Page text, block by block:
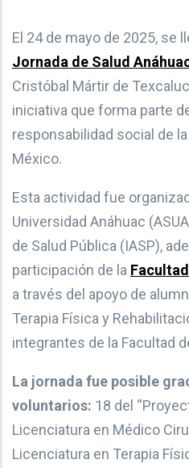
El 24 de mayo de 2025, se
Jornada de Salud
Cristóbal Mártir de
iniciativa que forma parte
responsabilidad social de
México.
Esta actividad fue
Universidad Anáhuac
de Salud Pública (IASP),
participación de la
a través del apoyo de
Terapia Física y
integrantes de la Facultad
La jornada fue posible
voluntarios: 18 del
Licenciatura en Médico
Licenciatura en Terapia